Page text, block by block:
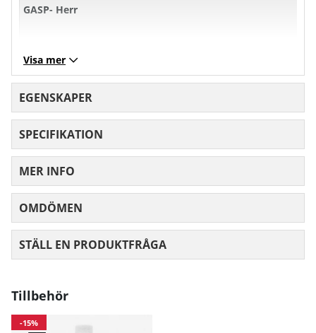
GASP- Herr
Bröst 101 107 113 119
Midja 71 77 83 89
Höft
Mått angivna i cm.
Visa mer
EGENSKAPER
SPECIFIKATION
MER INFO
OMDÖMEN
STÄLL EN PRODUKTFRÅGA
Tillbehör
-15%